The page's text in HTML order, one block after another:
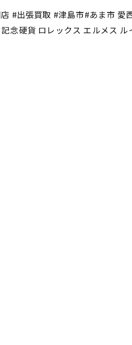
#出張買取 #津島市#あま市 愛
念硬貨 ロレックス エルメス